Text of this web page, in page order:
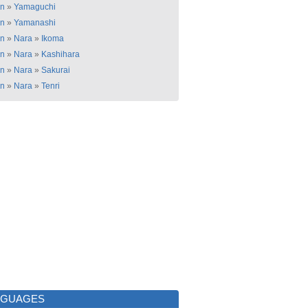
» Yamaguchi
» Yamanashi
» Nara »
Ikoma
» Nara » Kashihara
» Nara » Sakurai
» Nara » Tenri